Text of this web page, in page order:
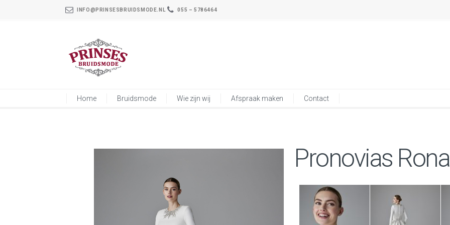
INFO@PRINSESBRUIDSMODE.NL 055 – 5786464
Home Bruidsmode Wie zijn wij Afspraak maken Contact
Pronovias